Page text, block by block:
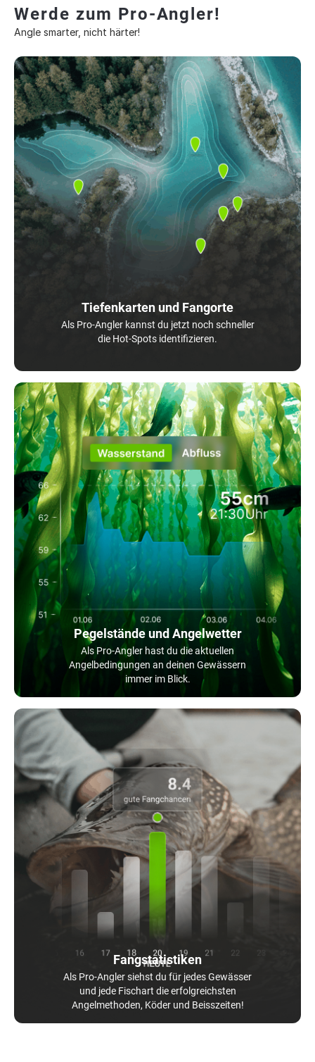
Werde zum Pro-Angler!
Angle smarter, nicht härter!
Tiefenkarten und Fangorte
Als Pro-Angler kannst du jetzt noch schneller
die Hot-Spots identifizieren.
Pegelstände und Angelwetter
Als Pro-Angler hast du die aktuellen
Angelbedingungen an deinen Gewässern
immer im Blick.
Fangstatistiken
Als Pro-Angler siehst du für jedes Gewässer
und jede Fischart die erfolgreichsten
Angelmethoden, Köder und Beisszeiten!